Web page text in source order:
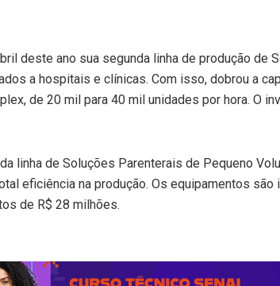
deste ano sua segunda linha de produção de
a hospitais e clínicas. Com isso, dobrou a
de 20 mil para 40 mil unidades por hora. O
linha de Soluções Parenterais de Pequeno
eficiência na produção. Os equipamentos são
de R$ 28 milhões.